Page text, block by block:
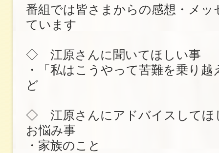
番組では皆さまからの感想・メッ
ています
◇ 江原さんに聞いてほしい事
・「私はこうやって苦難を乗り越
ど
◇ 江原さんにアドバイスしてほ
お悩み事
・家族のこと